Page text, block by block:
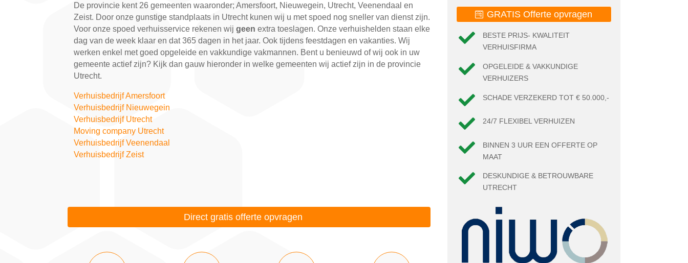
De provincie kent 26 gemeenten waaronder; Amersfoort, Nieuwegein, Utrecht, Veenendaal en
Zeist. Door onze gunstige standplaats in Utrecht kunen wij u met spoed nog sneller van dienst zijn.
Voor onze spoed verhuisservice rekenen wij geen extra toeslagen. Onze verhuishelden staan elke
dag van de week klaar en dat 365 dagen in het jaar. Ook tijdens feestdagen en vakanties. Wij
werken enkel met goed opgeleide en vakkundige vakmannen. Bent u benieuwd of wij ook in uw
gemeente actief zijn? Kijk dan gauw hieronder in welke gemeenten wij actief zijn in de provincie
Utrecht.
Verhuisbedrijf Amersfoort
Verhuisbedrijf Nieuwegein
Verhuisbedrijf Utrecht
Moving company Utrecht
Verhuisbedrijf Veenendaal
Verhuisbedrijf Zeist
Direct gratis offerte opvragen
GRATIS Offerte opvragen

BESTE PRIJS- KWALITEIT
VERHUISFIRMA

OPGELEIDE & VAKKUNDIGE
VERHUIZERS
 SCHADE VERZEKERD TOT € 50.000,-
 24/7 FLEXIBEL VERHUIZEN

BINNEN 3 UUR EEN OFFERTE OP
MAAT

DESKUNDIGE & BETROUWBARE
UTRECHT